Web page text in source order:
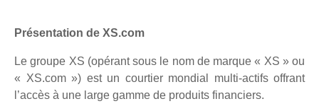
Présentation de XS.com
Le groupe XS (opérant sous le nom de marque « XS » ou
« XS.com ») est un courtier mondial multi-actifs offrant
l’accès à une large gamme de produits financiers.